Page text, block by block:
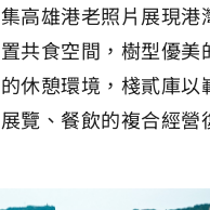
高雄港老照片展現港
共食空間，樹型優美
休憩環境，棧貳庫以
覽、餐飲的複合經營